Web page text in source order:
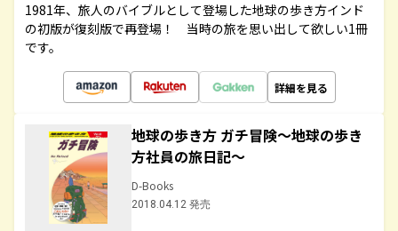
1981年、旅人のバイブルとして登場した地球の歩き方インド
の初版が復刻版で再登場！ 当時の旅を思い出して欲しい1冊
です。
詳細を見る
地球の歩き方 ガチ冒険～地球の歩き
方社員の旅日記～
D-Books
2018.04.12 発売